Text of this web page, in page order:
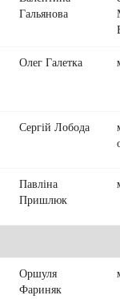
Гальянова
Олег Галетка
Сергій Лобода
Павліна
Пришлюк
Оршуля
Фариняк